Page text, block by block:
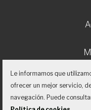
Le informamos que
ofrecer un mejor servicio,
navegación. Puede